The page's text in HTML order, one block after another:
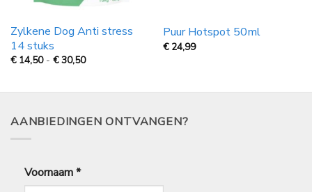
Zylkene Dog Anti stress
14 stuks
€ 14,50 - €30,50Prijsklasse:
€
Puur Hotspot 50ml
€ 24,99
AANBIEDINGEN ONTVANGEN?
Voornaam*